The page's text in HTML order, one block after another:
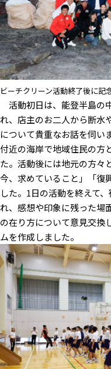
ビーチクリーン活動終了後に記
活動初日は、能登半島の
れ、店主のお二人から断水
について貴重なお話を伺い
付近の海岸で地域住民の方
た。活動後には地元の方々
今、求めていること」「復
した。1日の活動を終えて
れ、感想や印象に残った場
の在り方について意見交換
ムを作成しました。